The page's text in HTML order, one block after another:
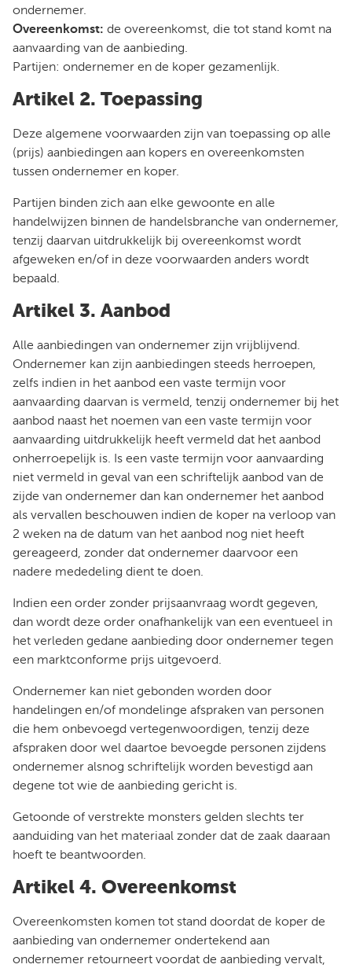
ondernemer.
Overeenkomst: de overeenkomst, die tot stand komt na
aanvaarding van de aanbieding.
Partijen: ondernemer en de koper gezamenlijk.
Artikel 2. Toepassing
Deze algemene voorwaarden zijn van toepassing op alle
(prijs) aanbiedingen aan kopers en overeenkomsten
tussen ondernemer en koper.
Partijen binden zich aan elke gewoonte en alle
handelwijzen binnen de handelsbranche van ondernemer,
tenzij daarvan uitdrukkelijk bij overeenkomst wordt
afgeweken en/of in deze voorwaarden anders wordt
bepaald.
Artikel 3. Aanbod
Alle aanbiedingen van ondernemer zijn vrijblijvend.
Ondernemer kan zijn aanbiedingen steeds herroepen,
zelfs indien in het aanbod een vaste termijn voor
aanvaarding daarvan is vermeld, tenzij ondernemer bij het
aanbod naast het noemen van een vaste termijn voor
aanvaarding uitdrukkelijk heeft vermeld dat het aanbod
onherroepelijk is. Is een vaste termijn voor aanvaarding
niet vermeld in geval van een schriftelijk aanbod van de
zijde van ondernemer dan kan ondernemer het aanbod
als vervallen beschouwen indien de koper na verloop van
2 weken na de datum van het aanbod nog niet heeft
gereageerd, zonder dat ondernemer daarvoor een
nadere mededeling dient te doen.
Indien een order zonder prijsaanvraag wordt gegeven,
dan wordt deze order onafhankelijk van een eventueel in
het verleden gedane aanbieding door ondernemer tegen
een marktconforme prijs uitgevoerd.
Ondernemer kan niet gebonden worden door
handelingen en/of mondelinge afspraken van personen
die hem onbevoegd vertegenwoordigen, tenzij deze
afspraken door wel daartoe bevoegde personen zijdens
ondernemer alsnog schriftelijk worden bevestigd aan
degene tot wie de aanbieding gericht is.
Getoonde of verstrekte monsters gelden slechts ter
aanduiding van het materiaal zonder dat de zaak daaraan
hoeft te beantwoorden.
Artikel 4. Overeenkomst
Overeenkomsten komen tot stand doordat de koper de
aanbieding van ondernemer ondertekend aan
ondernemer retourneert voordat de aanbieding vervalt,